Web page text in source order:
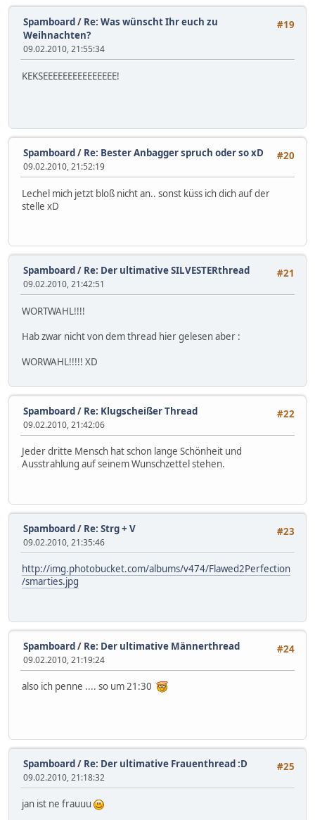
#19
Spamboard/ Re: Was wünscht Ihr euch zu
Weihnachten?
09.02.2010, 21:55:34
KEKSEEEEEEEEEEEEEEE!
#20
Spamboard/ Re: Bester Anbagger spruch oder so xD
09.02.2010, 21:52:19
Lechel mich jetzt bloß nicht an.. sonst küss ich dich auf der
stelle xD
#21
Spamboard/ Re: Der ultimative SILVESTERthread
09.02.2010, 21:42:51
WORTWAHL!!!!
Hab zwar nicht von dem thread hier gelesen aber :
WORWAHL!!!!! XD
#22
Spamboard/ Re: Klugscheißer Thread
09.02.2010, 21:42:06
Jeder dritte Mensch hat schon lange Schönheit und
Ausstrahlung auf seinem Wunschzettel stehen.
#23
Spamboard/ Re: Strg + V
09.02.2010, 21:35:46
http://img.photobucket.com/albums/v474/Flawed2Perfection
/smarties.jpg
#24
Spamboard/ Re: Der ultimative Männerthread
09.02.2010, 21:19:24
also ich penne .... so um 21:30
#25
Spamboard/ Re: Der ultimative Frauenthread :D
09.02.2010, 21:18:32
jan ist ne frauuu